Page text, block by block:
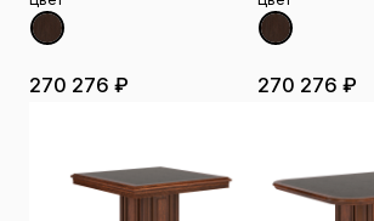
270 276 ₽ 270 276 ₽